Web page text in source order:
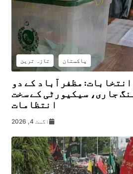
پاکستان تازہ ترین
مظفرآباد کے دو
جاری، سیکیورٹی کے سخت
انتظامات
اگست 4, 2026